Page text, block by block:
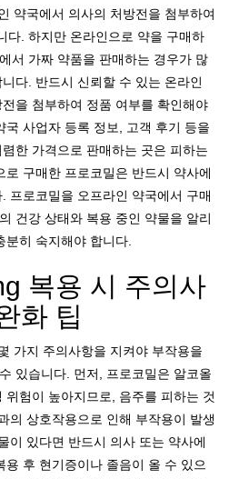
약국에서 의사의 처방전을 첨부하여
다. 하지만 온라인으로 약을 구매하
서 가짜 약품을 판매하는 경우가 많
다. 반드시 신뢰할 수 있는 온라인
을 첨부하여 정품 여부를 확인해야
국 사업자 등록 정보, 고객 후기 등을
한 가격으로 판매하는 곳은 피하는
구매한 프로코밀은 반드시 약사에
프로코밀을 오프라인 약국에서 구매
건강 상태와 복용 중인 약물을 알리
히 숙지해야 합니다.
복용 시 주의사
화 팁
가지 주의사항을 지켜야 부작용을
있습니다. 먼저, 프로코밀은 알코올
험이 높아지므로, 음주를 피하는 것
의 상호작용으로 인해 부작용이 발생
이 있다면 반드시 의사 또는 약사에
후 현기증이나 졸음이 올 수 있으